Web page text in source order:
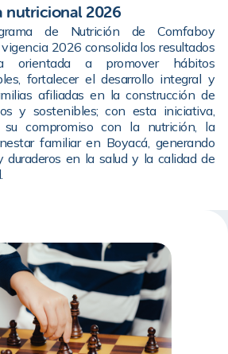
nutricional 2026
de Nutrición de Comfaboy
2026 consolida los resultados
orientada a promover hábitos
fortalecer el desarrollo integral y
afiliadas en la construcción de
y sostenibles; con esta iniciativa,
su compromiso con la nutrición, la
familiar en Boyacá, generando
duraderos en la salud y la calidad de